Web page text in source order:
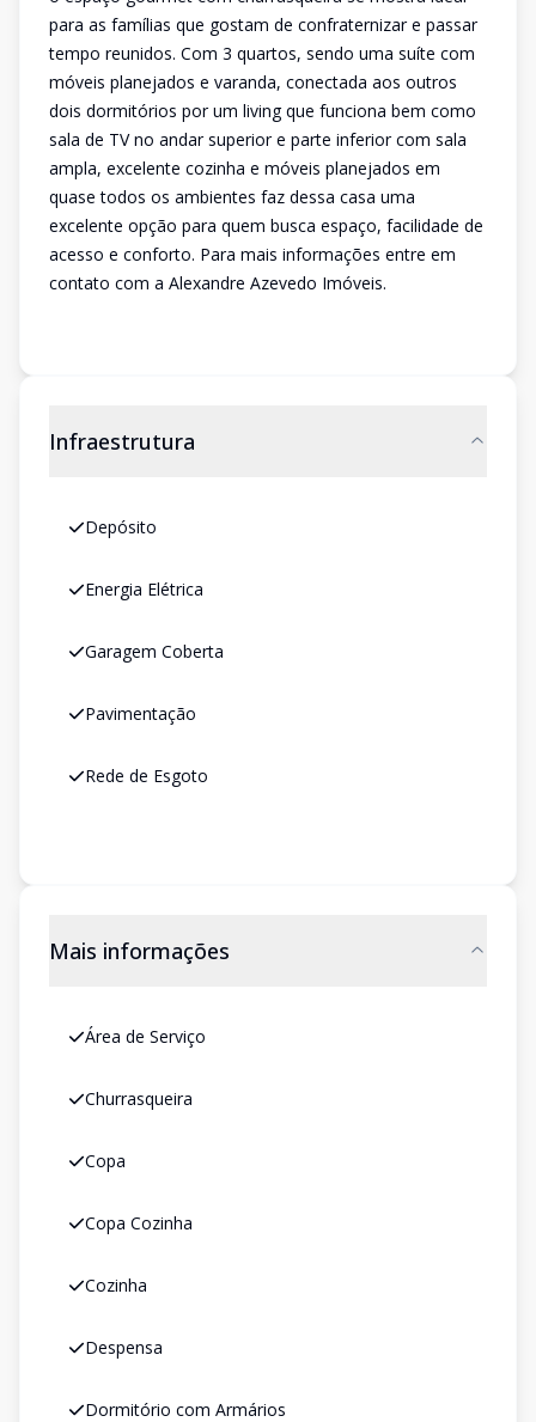
para as famílias que gostam de confraternizar e passar
tempo reunidos. Com 3 quartos, sendo uma suíte com
móveis planejados e varanda, conectada aos outros
dois dormitórios por um living que funciona bem como
sala de TV no andar superior e parte inferior com sala
ampla, excelente cozinha e móveis planejados em
quase todos os ambientes faz dessa casa uma
excelente opção para quem busca espaço, facilidade de
acesso e conforto. Para mais informações entre em
contato com a Alexandre Azevedo Imóveis.
Infraestrutura
Depósito
Energia Elétrica
Garagem Coberta
Pavimentação
Rede de Esgoto
Mais informações
Área de Serviço
Churrasqueira
Copa
Copa Cozinha
Cozinha
Despensa
Dormitório com Armários